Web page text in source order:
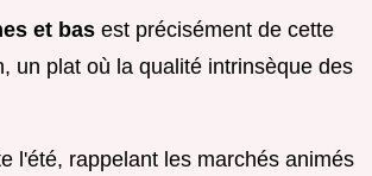
et bas est précisément de cette
un plat où la qualité intrinsèque des
l'été, rappelant les marchés animés